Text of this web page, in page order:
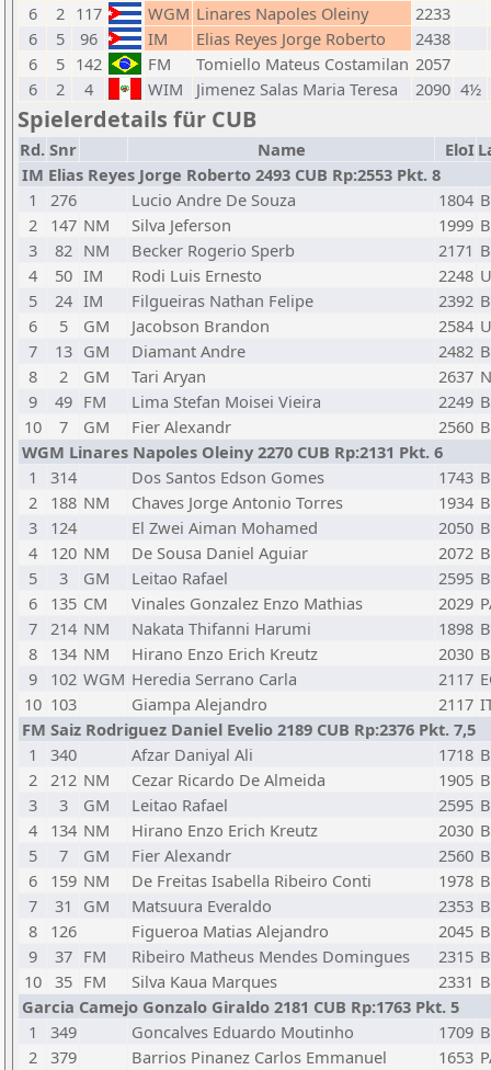
6
2 117 WGM Linares Napoles Oleiny
2233
6
5 96 IM Elias Reyes Jorge Roberto
2438
6
5 142 FM Tomiello Mateus Costamilan 2057
6
2 4 WIM Jimenez Salas Maria Teresa 2090 4½
Spielerdetails für CUB
Rd. Snr Name EloI
IM Elias Reyes Jorge Roberto 2493 CUB Rp:2553 Pkt. 8
1
276 Lucio Andre De Souza 1804
2
147 NM Silva Jeferson 1999
3
82 NM Becker Rogerio Sperb 2171
4
50 IM Rodi Luis Ernesto 2248
5
24 IM Filgueiras Nathan Felipe 2392
6
5 GM Jacobson Brandon 2584
7
13 GM Diamant Andre 2482
8
2 GM Tari Aryan 2637
9
49 FM Lima Stefan Moisei Vieira 2249
10
7 GM Fier Alexandr 2560
WGM Linares Napoles Oleiny 2270 CUB Rp:2131 Pkt. 6
1
314 Dos Santos Edson Gomes 1743
2
188 NM Chaves Jorge Antonio Torres 1934
3
124 El Zwei Aiman Mohamed 2050
4
120 NM De Sousa Daniel Aguiar 2072
5
3 GM Leitao Rafael 2595
6
135 CM Vinales Gonzalez Enzo Mathias 2029
7 214 NM Nakata Thifanni Harumi 1898
8
134 NM Hirano Enzo Erich Kreutz 2030
9
102 WGM Heredia Serrano Carla 2117
10 103 Giampa Alejandro 2117
FM Saiz Rodriguez Daniel Evelio 2189 CUB Rp:2376 Pkt. 7,5
1
340 Afzar Daniyal Ali 1718
2 212 NM Cezar Ricardo De Almeida 1905
3
3 GM Leitao Rafael 2595
4
134 NM Hirano Enzo Erich Kreutz 2030
5
7 GM Fier Alexandr 2560
6
159 NM De Freitas Isabella Ribeiro Conti 1978
7
31 GM Matsuura Everaldo 2353
8
126 Figueroa Matias Alejandro 2045
9
37 FM Ribeiro Matheus Mendes Domingues 2315
10 35 FM Silva Kaua Marques 2331
Garcia Camejo Gonzalo Giraldo 2181 CUB Rp:1763 Pkt. 5
1
349 Goncalves Eduardo Moutinho 1709
2 379 Barrios Pinanez Carlos Emmanuel 1653